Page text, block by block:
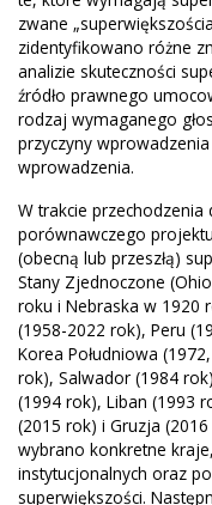
zwane
zidentyfikowano różne
analizie skuteczności
źródło prawnego
rodzaj wymaganego
przyczyny
wprowadzenia.
W trakcie
porównawczego
(obecną lub przeszłą)
Stany Zjednoczone
roku i Nebraska w 1920
(1958-2022 rok), Peru
Korea Południowa
rok), Salwador (1984
(1994 rok), Liban (1993
(2015 rok) i Gruzja
wybrano konkretne
instytucjonalnych oraz
superwiększości.